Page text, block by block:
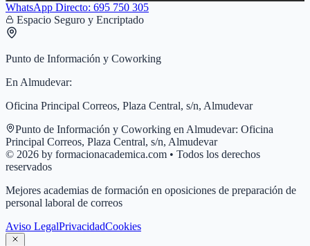
WhatsApp Directo: 695 750 305
Espacio Seguro y Encriptado
Punto de Información y Coworking
En Almudevar:
Oficina Principal Correos, Plaza Central, s/n, Almudevar
Punto de Información y Coworking en Almudevar: Oficina
Principal Correos, Plaza Central, s/n, Almudevar
© 2026 by formacionacademica.com • Todos los derechos
reservados
Mejores academias de formación en oposiciones de preparación de
personal laboral de correos
Aviso LegalPrivacidadCookies